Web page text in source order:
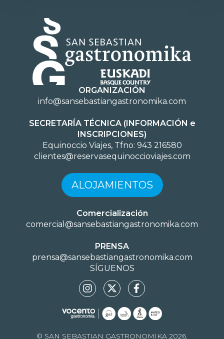
ORGANIZACIÓN
info@sansebastiangastronomika.com
SECRETARÍA TÉCNICA (INFORMACIÓN e
INSCRIPCIONES)
Equinoccio Viajes, Tfno: 943 216580
clientes@reservasequinoccioviajes.com
ALOJAMIENTOS
Comercialización
comercial@sansebastiangastronomika.com
PRENSA
prensa@sansebastiangastronomika.com
SÍGUENOS
© SAN SEBASTIAN GASTRONOMIKA 2026.